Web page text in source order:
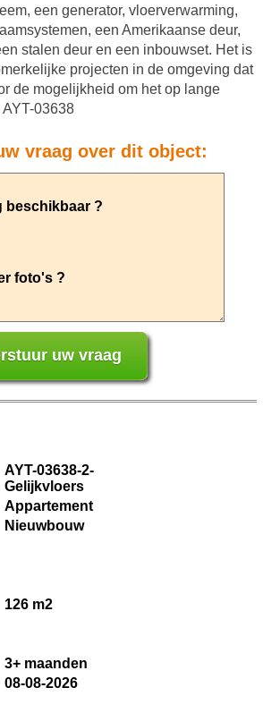
een generator, vloerverwarming,
een Amerikaanse deur,
stalen deur en een inbouwset. Het is
projecten in de omgeving dat
de mogelijkheid om het op lange
03638
vraag over dit object:
AYT-03638-2-
Gelijkvloers
Appartement
Nieuwbouw
126 m2
3+ maanden
08-08-2026